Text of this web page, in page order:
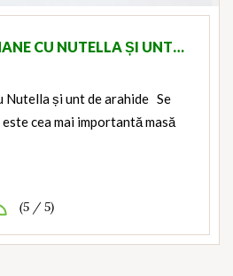
CU NUTELLA ȘI UNT…
Nutella și unt de arahide Se
cea mai importantă masă
(5 / 5)